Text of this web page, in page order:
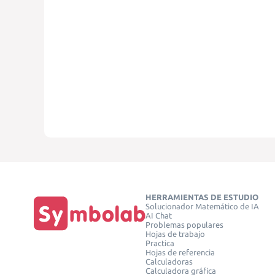
HERRAMIENTAS DE ESTUDIO
Solucionador Matemático de IA
AI Chat
Problemas populares
Hojas de trabajo
Practica
Hojas de referencia
Calculadoras
Calculadora gráfica